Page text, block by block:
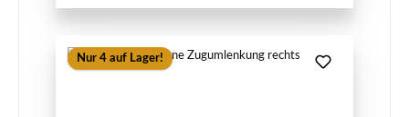
Nur 4 auf Lager!